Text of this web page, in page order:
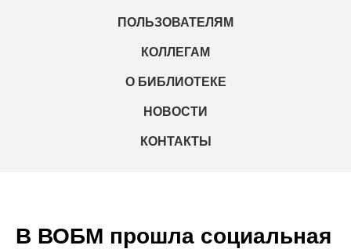
ПОЛЬЗОВАТЕЛЯМ
КОЛЛЕГАМ
О БИБЛИОТЕКЕ
НОВОСТИ
КОНТАКТЫ
В ВОБМ прошла социальная